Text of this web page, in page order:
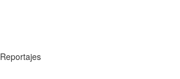
Reportajes